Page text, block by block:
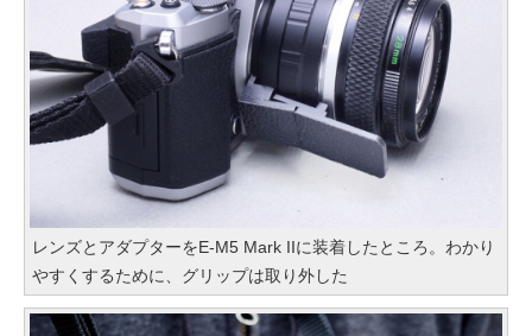
レンズとアダプターをE-M5 Mark IIに装着したところ。わかり
やすくするために、グリップは取り外した